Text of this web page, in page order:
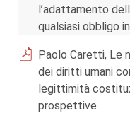
l’adattamento
qualsiasi obbligo
Paolo Caretti, Le
dei diritti umani
legittimità
prospettive